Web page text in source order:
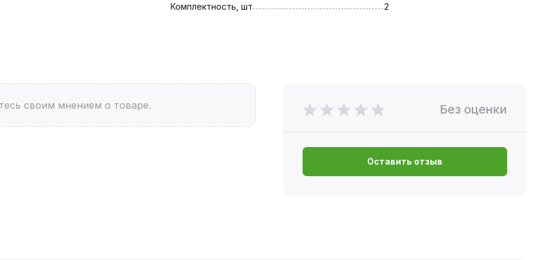
Комплектность, шт
2
своим мнением о товаре. Без оценки
Оставить отзыв